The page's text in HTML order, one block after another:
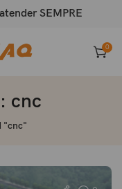
SEMPRE
0
cnc
"cnc"